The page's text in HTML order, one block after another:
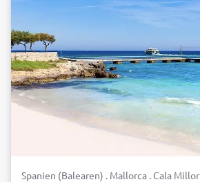
Spanien (Balearen) . Mallorca . Cala Millor